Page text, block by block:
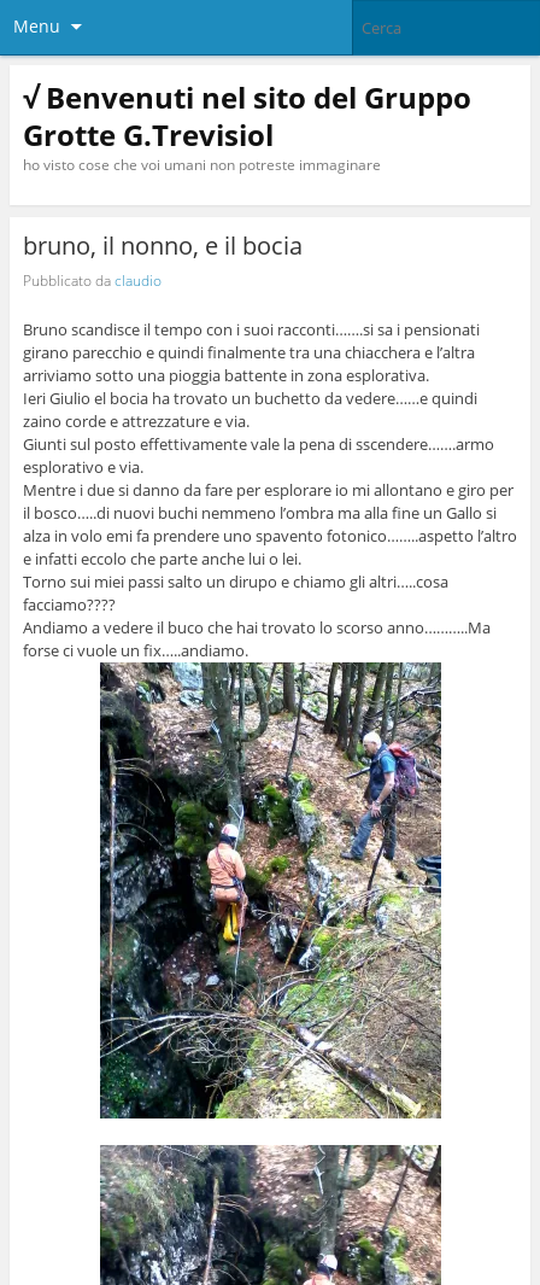
Menu
√ Benvenuti nel sito del Gruppo
Grotte G.Trevisiol
ho visto cose che voi umani non potreste immaginare
bruno, il nonno, e il bocia
Pubblicato daclaudio
Bruno scandisce il tempo con i suoi racconti…….si sa i pensionati
girano parecchio e quindi finalmente tra una chiacchera e l’altra
arriviamo sotto una pioggia battente in zona esplorativa.
Ieri Giulio el bocia ha trovato un buchetto da vedere……e quindi
zaino corde e attrezzature e via.
Giunti sul posto effettivamente vale la pena di sscendere…….armo
esplorativo e via.
Mentre i due si danno da fare per esplorare io mi allontano e giro per
il bosco…..di nuovi buchi nemmeno l’ombra ma alla fine un Gallo si
alza in volo emi fa prendere uno spavento fotonico……..aspetto l’altro
e infatti eccolo che parte anche lui o lei.
Torno sui miei passi salto un dirupo e chiamo gli altri…..cosa
facciamo????
Andiamo a vedere il buco che hai trovato lo scorso anno………..Ma
forse ci vuole un fix…..andiamo.